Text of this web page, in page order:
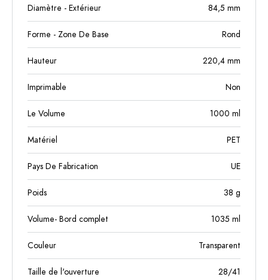
Diamètre - Extérieur 84,5 mm
Forme - Zone De Base Rond
Hauteur 220,4 mm
Imprimable Non
Le Volume 1000 ml
Matériel PET
Pays De Fabrication UE
Poids 38 g
Volume- Bord complet 1035 ml
Couleur Transparent
Taille de l'ouverture 28/41